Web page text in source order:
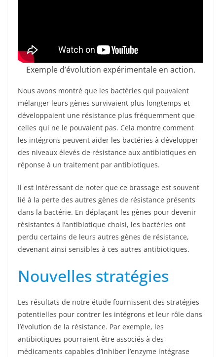
Exemple d’évolution expérimentale en action.
Nous avons montré que les bactéries qui pouvaient
mélanger leurs gènes survivaient plus longtemps et
développaient une résistance plus fréquemment que
celles qui ne le pouvaient pas. Cela montre comment
les intégrons peuvent aider les bactéries à développer
des niveaux élevés de résistance aux antibiotiques en
réponse à un traitement par antibiotiques.
Il est intéressant de noter que ce brassage est souvent
lié à la perte des autres gènes de résistance présents
dans la bactérie. En déplaçant les gènes pour devenir
résistantes à l’antibiotique choisi, les bactéries ont
perdu certains de leurs autres gènes de résistance,
devenant ainsi sensibles à ces autres antibiotiques.
Nouvelles stratégies
Les résultats de notre étude fournissent des stratégies
potentielles pour contrer les intégrons et leur rôle dans
l’évolution de la résistance. Par exemple, les
antibiotiques pourraient être associés à des
médicaments capables d’inhiber l’enzyme intégrase